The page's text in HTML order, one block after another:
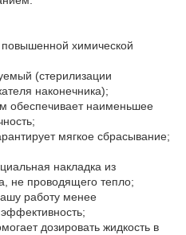
химической
(стерилизации
наконечника);
обеспечивает наименьшее
мягкое сбрасывание;
накладка из
не проводящего тепло;
работу менее
дозировать жидкость в